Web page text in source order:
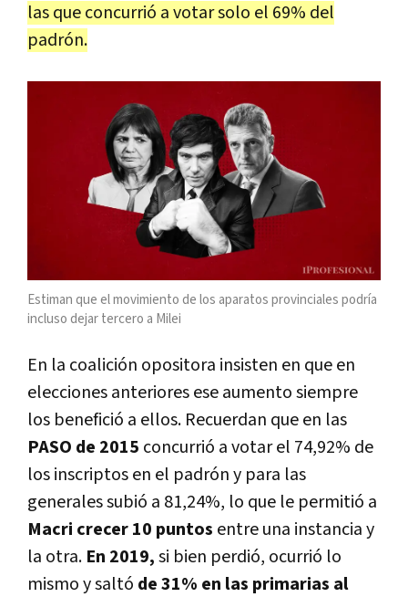
las que concurrió a votar solo el 69% del
padrón.
Estiman que el movimiento de los aparatos provinciales podría
incluso dejar tercero a Milei
En la coalición opositora insisten en que en
elecciones anteriores ese aumento siempre
los benefició a ellos. Recuerdan que en las
PASO de 2015 concurrió a votar el 74,92% de
los inscriptos en el padrón y para las
generales subió a 81,24%, lo que le permitió a
Macri crecer 10 puntos entre una instancia y
la otra. En 2019,si bien perdió, ocurrió lo
mismo y saltó de 31% en las primarias al